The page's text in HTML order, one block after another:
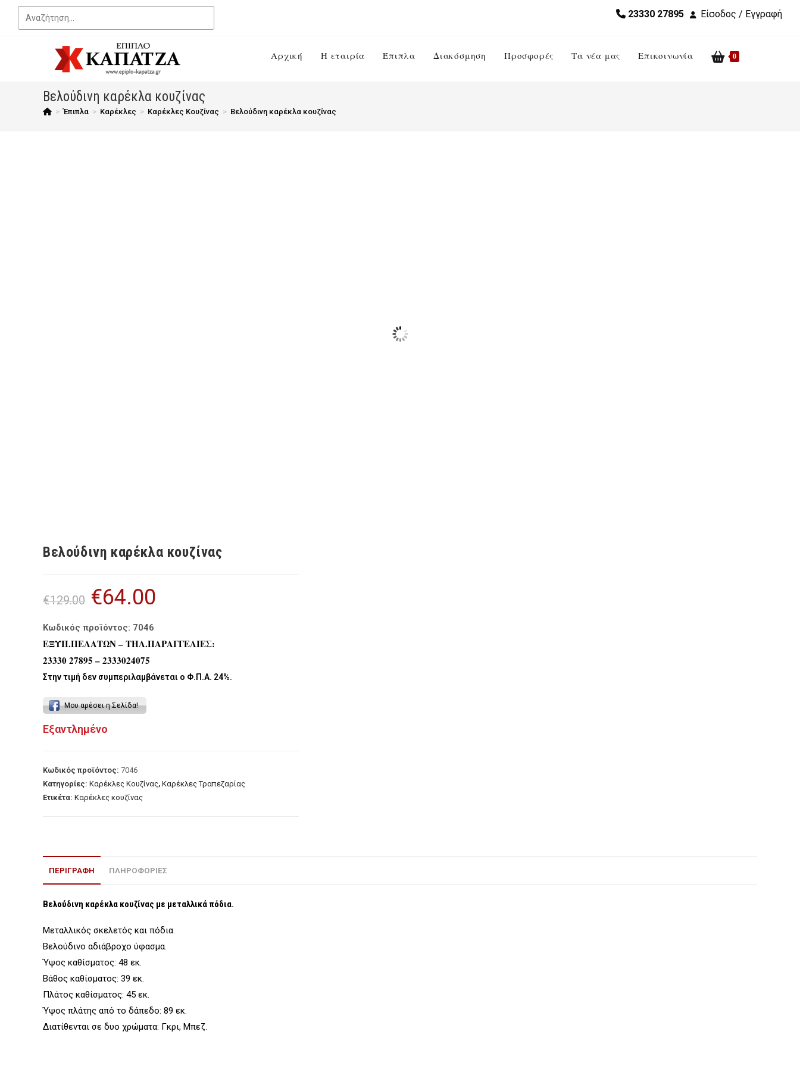
23330 27895 Είσοδος / Εγγραφή
Αρχική Η εταιρία Έπιπλα Διακόσμηση Προσφορές Τα νέα μας Επικοινωνία 0
Βελούδινη καρέκλα κουζίνας
> Έπιπλα > Καρέκλες > Καρέκλες Κουζίνας > Βελούδινη καρέκλα κουζίνας
Βελούδινη καρέκλα κουζίνας
€129.00
Original
price
was:
€64.00
Κωδικός προϊόντος: 7046
ΕΞΥΠ.ΠΕΛΑΤΩΝ – ΤΗΛ.ΠΑΡΑΓΓΕΛΙΕΣ:
23330 27895 – 2333024075
Στην τιμή δεν συμπεριλαμβάνεται ο Φ.Π.Α. 24%.
Μου αρέσει η Σελίδα!
Εξαντλημένο
Κωδικός προϊόντος: 7046
Κατηγορίες: Καρέκλες Κουζίνας, Καρέκλες Τραπεζαρίας
Ετικέτα: Καρέκλες κουζίνας
ΠΕΡΙΓΡΑΦΉ ΠΛΗΡΟΦΟΡΙΕΣ
Βελούδινη καρέκλα κουζίνας με μεταλλικά πόδια.
Μεταλλικός σκελετός και πόδια.
Βελούδινο αδιάβροχο ύφασμα.
Ύψος καθίσματος: 48 εκ.
Βάθος καθίσματος: 39 εκ.
Πλάτος καθίσματος: 45 εκ.
Ύψος πλάτης από το δάπεδο: 89 εκ.
Διατίθενται σε δυο χρώματα: Γκρι, Μπεζ.